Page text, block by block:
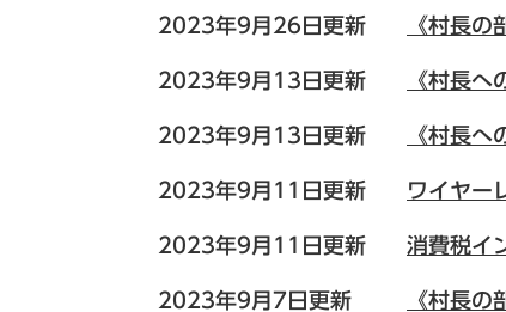
2023年9月26日更新 《村長
2023年9月13日更新 《村長へ
2023年9月13日更新 《村長
2023年9月11日更新 ワイヤー
2023年9月11日更新 消費税イ
2023年9月7日更新 《村長